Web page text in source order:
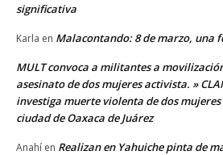
significativa
Karla en Malacontando: 8 de marzo, una
MULT convoca a militantes a
asesinato de dos mujeres activista. »
investiga muerte violenta de dos
ciudad de Oaxaca de Juárez
Anahí en Realizan en Yahuiche pinta de